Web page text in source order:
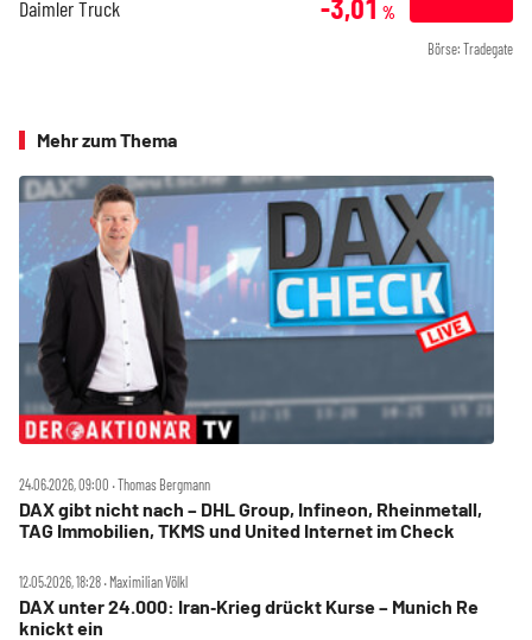
Daimler Truck -3,01 %
Börse: Tradegate
Mehr zum Thema
24.06.2026, 09:00 ‧ Thomas Bergmann
DAX gibt nicht nach – DHL Group, Infineon, Rheinmetall,
TAG Immobilien, TKMS und United Internet im Check
12.05.2026, 18:28 ‧ Maximilian Völkl
DAX unter 24.000: Iran‑Krieg drückt Kurse – Munich Re
knickt ein